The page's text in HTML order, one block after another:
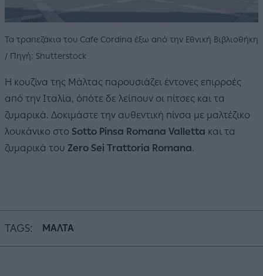
Τα τραπεζάκια του Cafe Cordina έξω από την Εθνική Βιβλιοθήκη
/ Πηγή: Shutterstock
Η κουζίνα της Μάλτας παρουσιάζει έντονες επιρροές
από την Ιταλία, όπότε δε λείπουν οι πίτσες και τα
ζυμαρικά. Δοκιμάστε την αυθεντική πίνσα με μαλτέζικο
λουκάνικο στο Sotto Pinsa Romana Valletta και τα
ζυμαρικά του Zero Sei Trattoria Romana.
TAGS: ΜΑΛΤΑ